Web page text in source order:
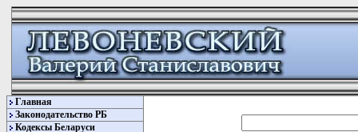
Главная
Законодательство РБ
Кодексы Беларуси